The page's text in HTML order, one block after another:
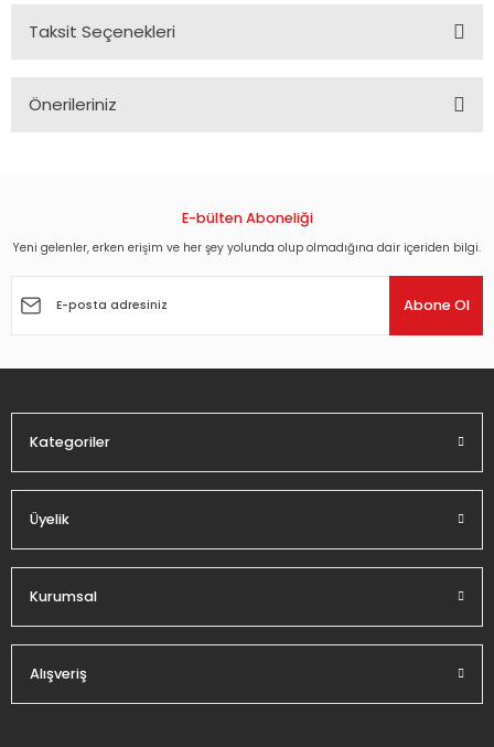
Taksit Seçenekleri
Önerileriniz
Görüş ve önerileriniz için teşekkür ederiz.
Ürün açıklamasında eksik bilgiler bulunuyor.
E-bülten Aboneliği
Yeni gelenler, erken erişim ve her şey yolunda olup olmadığına dair içeriden bilgi.
Abone Ol
Kategoriler
Üyelik
Kurumsal
Alışveriş